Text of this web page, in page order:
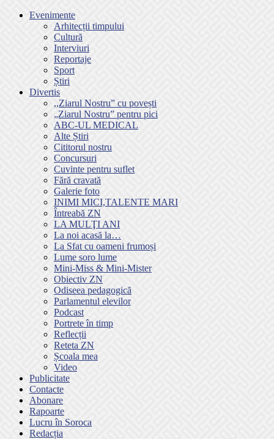
Evenimente
Arhitecții timpului
Cultură
Interviuri
Reportaje
Sport
Știri
Divertis
,,Ziarul Nostru” cu povești
„Ziarul Nostru” pentru pici
ABC-UL MEDICAL
Alte Știri
Cititorul nostru
Concursuri
Cuvinte pentru suflet
Fără cravată
Galerie foto
INIMI MICI,TALENTE MARI
Întreabă ZN
LA MULŢI ANI
La noi acasă la…
La Sfat cu oameni frumoși
Lume soro lume
Mini-Miss & Mini-Mister
Obiectiv ZN
Odiseea pedagogică
Parlamentul elevilor
Podcast
Portrete în timp
Reflecții
Reteta ZN
Școala mea
Video
Publicitate
Contacte
Abonare
Rapoarte
Lucru în Soroca
Redacția